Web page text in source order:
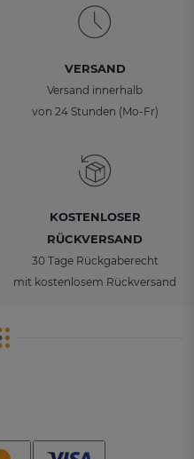
VERSAND
Versand innerhalb
von 24 Stunden (Mo-Fr)
KOSTENLOSER
RÜCKVERSAND
30 Tage Rückgaberecht
mit kostenlosem Rückversand